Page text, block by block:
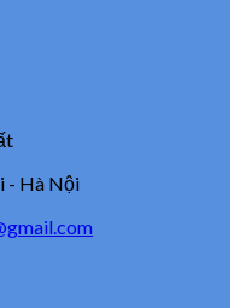
- Hà Nội